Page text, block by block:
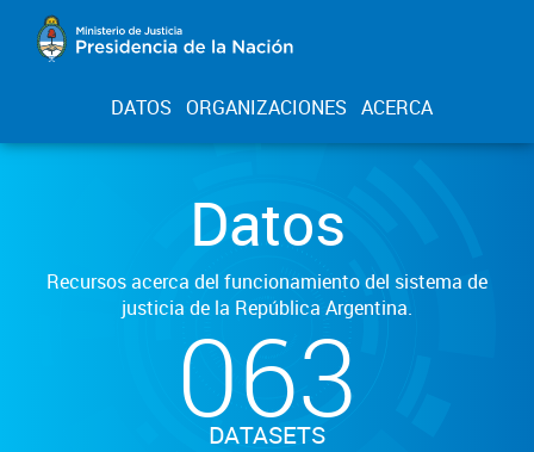
DATOS ORGANIZACIONES ACERCA
Datos
Recursos acerca del funcionamiento del sistema de
justicia de la República Argentina.
063
DATASETS